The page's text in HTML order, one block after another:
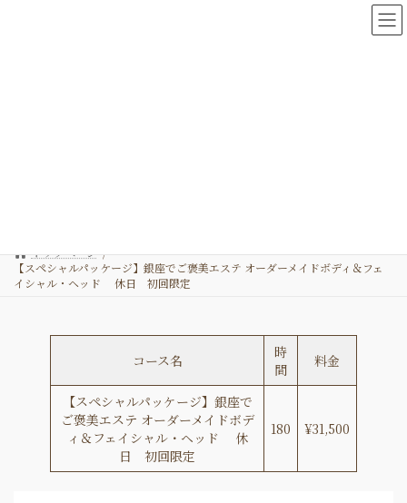
トップページ
【スペシャルパッケージ】銀座でご褒美エステ オーダーメイドボディ＆フェ
イシャル・ヘッド 休日 初回限定
コース名
時
間
料金
【スペシャルパッケージ】銀座で
ご褒美エステ オーダーメイドボデ
ィ＆フェイシャル・ヘッド 休
日 初回限定
180 ¥31,500